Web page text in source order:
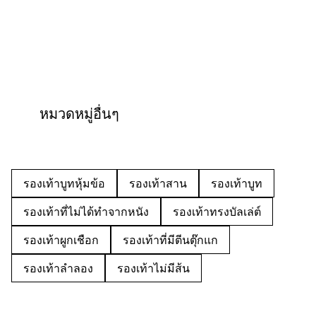
หมวดหมู่อื่นๆ
รองเท้าบูทหุ้มข้อ รองเท้าสาน
รองเท้าบูท
รองเท้าที่ไม่ได้ทำจากหนัง
รองเท้าทรงบัลเล่ต์
รองเท้าผูกเชือก
รองเท้าที่มีตีนตุ๊กแก
รองเท้าลำลอง
รองเท้าไม่มีส้น